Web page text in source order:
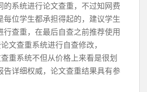
的系统进行论文查重，不过知网费
每位学生都承担得起的，建议学生
行查重，在最后自查之前推荐使用
文查重系统进行自查修改，
重系统不但从价格上来看是很划
告详细权威，论文查重结果具有参